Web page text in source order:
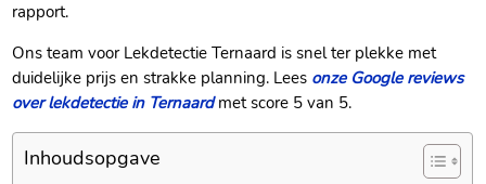
rapport.
Ons team voor Lekdetectie Ternaard is snel ter plekke met
duidelijke prijs en strakke planning. Lees onze Google reviews
over lekdetectie in Ternaardmet score 5 van 5.
Inhoudsopgave